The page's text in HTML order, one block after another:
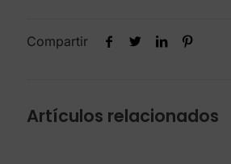
Compartir
Artículos relacionados